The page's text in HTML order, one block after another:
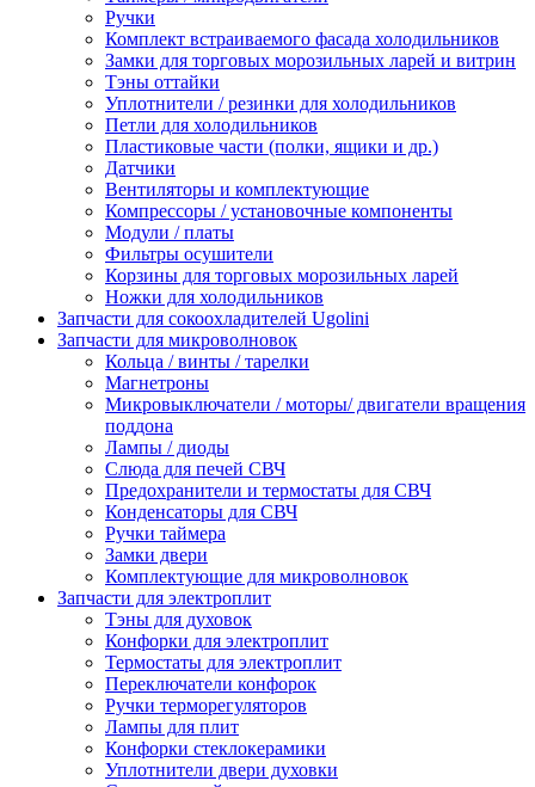
Ручки
Комплект встраиваемого фасада холодильников
Замки для торговых морозильных ларей и витрин
Тэны оттайки
Уплотнители / резинки для холодильников
Петли для холодильников
Пластиковые части (полки, ящики и др.)
Датчики
Вентиляторы и комплектующие
Компрессоры / установочные компоненты
Модули / платы
Фильтры осушители
Корзины для торговых морозильных ларей
Ножки для холодильников
Запчасти для сокоохладителей Ugolini
Запчасти для микроволновок
Кольца / винты / тарелки
Магнетроны
Микровыключатели / моторы/ двигатели вращения
поддона
Лампы / диоды
Слюда для печей СВЧ
Предохранители и термостаты для СВЧ
Конденсаторы для СВЧ
Ручки таймера
Замки двери
Комплектующие для микроволновок
Запчасти для электроплит
Тэны для духовок
Конфорки для электроплит
Термостаты для электроплит
Переключатели конфорок
Ручки терморегуляторов
Лампы для плит
Конфорки стеклокерамики
Уплотнители двери духовки